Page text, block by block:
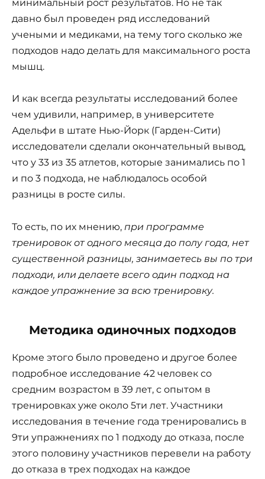
минимальный рост результатов. Но не так
давно был проведен ряд исследований
учеными и медиками, на тему того сколько же
подходов надо делать для максимального роста
мышц.
И как всегда результаты исследований более
чем удивили, например, в университете
Адельфи в штате Нью-Йорк (Гарден-Сити)
исследователи сделали окончательный вывод,
что у 33 из 35 атлетов, которые занимались по 1
и по 3 подхода, не наблюдалось особой
разницы в росте силы.
То есть, по их мнению, при программе
тренировок от одного месяца до полу года, нет
существенной разницы, занимаетесь вы по три
подходи, или делаете всего один подход на
каждое упражнение за всю тренировку.
Методика одиночных подходов
Кроме этого было проведено и другое более
подробное исследование 42 человек со
средним возрастом в 39 лет, с опытом в
тренировках уже около 5ти лет. Участники
исследования в течение года тренировались в
9ти упражнениях по 1 подходу до отказа, после
этого половину участников перевели на работу
до отказа в трех подходах на каждое